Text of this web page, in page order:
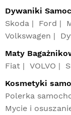
Dywaniki
Skoda
Ford
Volkswagen
Maty
Fiat
VOLVO
Kosmetyki
Polerka
Mycie i